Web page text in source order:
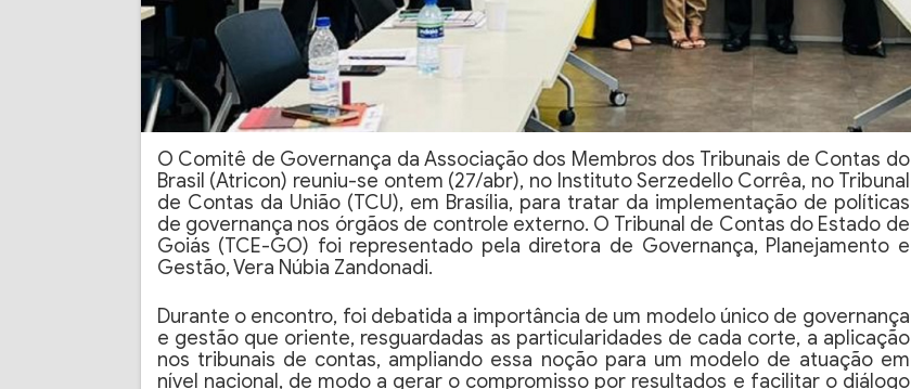
O Comitê de Governança da Associação dos Membros dos Tribunais de Contas do
Brasil (Atricon) reuniu-se ontem (27/abr), no Instituto Serzedello Corrêa, no Tribunal
de Contas da União (TCU), em Brasília, para tratar da implementação de políticas
de governança nos órgãos de controle externo. O Tribunal de Contas do Estado de
Goiás (TCE-GO) foi representado pela diretora de Governança, Planejamento e
Gestão, Vera Núbia Zandonadi.
Durante o encontro, foi debatida a importância de um modelo único de governança
e gestão que oriente, resguardadas as particularidades de cada corte, a aplicação
nos tribunais de contas, ampliando essa noção para um modelo de atuação em
nível nacional, de modo a gerar o compromisso por resultados e facilitar o diálogo